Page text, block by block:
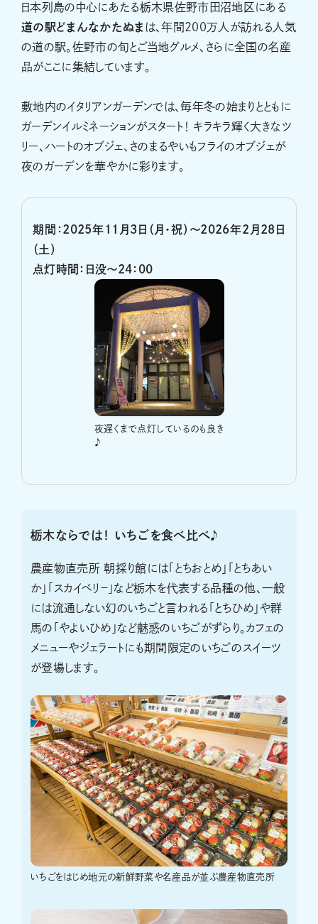
日本列島の中心にあたる栃木県佐野市田沼地区にある
道の駅どまんなかたぬま は、年間200万人が訪れる人気
の道の駅。佐野市の旬とご当地グルメ、さらに全国の名産
品がここに集結しています。
敷地内のイタリアンガーデンでは、毎年冬の始まりとともに
ガーデンイルミネーションがスタート！ キラキラ輝く大きなツ
リー、ハートのオブジェ、さのまるやいもフライのオブジェが
夜のガーデンを華やかに彩ります。
期間：2025年11月3日（月・祝）～2026年2月28日
（土）
点灯時間：日没～24：00
夜遅くまで点灯しているのも良き
♪
栃木ならでは！ いちごを食べ比べ♪
農産物直売所 朝採り館には「とちおとめ」「とちあい
か」「スカイベリ－」など栃木を代表する品種の他、一般
には流通しない幻のいちごと言われる「とちひめ」や群
馬の「やよいひめ」など魅惑のいちごがずらり。カフェの
メニューやジェラートにも期間限定のいちごのスイーツ
が登場します。
いちごをはじめ地元の新鮮野菜や名産品が並ぶ農産物直売所